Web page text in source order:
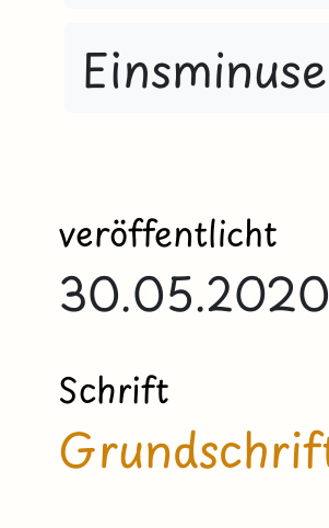
veröffentlicht
30.05.2020
Schrift